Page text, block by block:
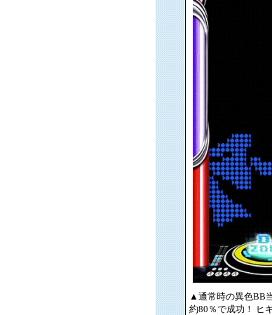
▲通常時の異色BB
約80％で成功！ ヒ